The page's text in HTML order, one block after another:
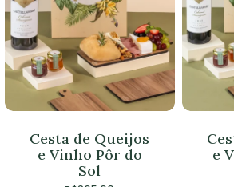
Go To Shop
Cesta de Queijos
e Vinho Pôr do
Sol
e